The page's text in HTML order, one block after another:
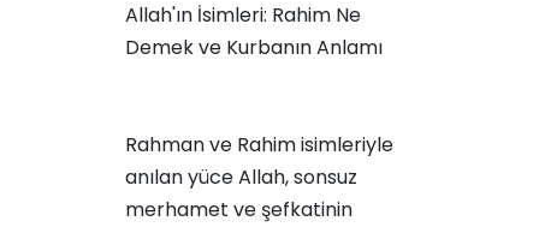
Allah'ın İsimleri: Rahim Ne
Demek ve Kurbanın Anlamı
Rahman ve Rahim isimleriyle
anılan yüce Allah, sonsuz
merhamet ve şefkatinin